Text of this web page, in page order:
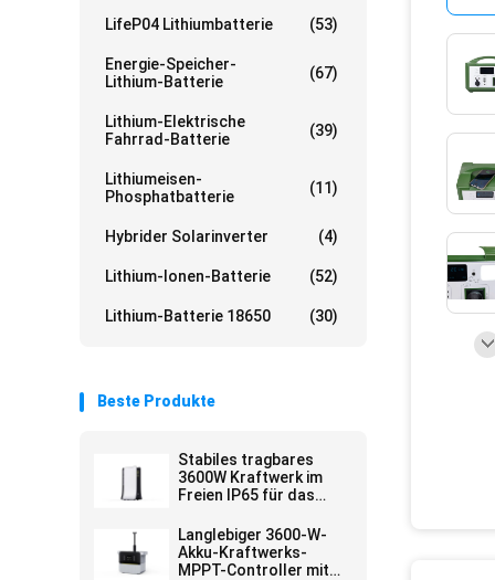
LifeP04 Lithiumbatterie (53)
Energie-Speicher-
Lithium-Batterie
(67)
Lithium-Elektrische
Fahrrad-Batterie
(39)
Lithiumeisen-
Phosphatbatterie
(11)
Hybrider Solarinverter (4)
Lithium-Ionen-Batterie (52)
Lithium-Batterie 18650 (30)
Beste Produkte
Stabiles tragbares
3600W Kraftwerk im
Freien IP65 für das
Langlebiger 3600-W-
Akku-Kraftwerks-
MPPT-Controller mit